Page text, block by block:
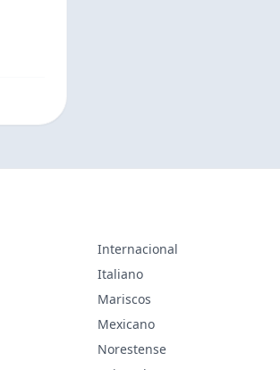
Internacional
Italiano
Mariscos
Mexicano
Norestense